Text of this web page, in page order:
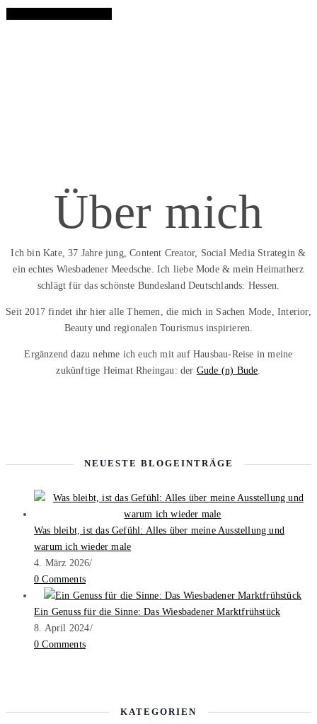
Über mich
Ich bin Kate, 37 Jahre jung, Content Creator, Social Media Strategin &
ein echtes Wiesbadener Meedsche. Ich liebe Mode & mein Heimatherz
schlägt für das schönste Bundesland Deutschlands: Hessen.
Seit 2017 findet ihr hier alle Themen, die mich in Sachen Mode, Interior,
Beauty und regionalen Tourismus inspirieren.
Ergänzend dazu nehme ich euch mit auf Hausbau-Reise in meine
zukünftige Heimat Rheingau: der Gude (n) Bude
NEUESTE BLOGEINTRÄGE
Was bleibt, ist das Gefühl: Alles über meine Ausstellung und
warum ich wieder male
4. März 2026/
0 Comments
Ein Genuss für die Sinne: Das Wiesbadener Marktfrühstück
8. April 2024/
0 Comments
KATEGORIEN